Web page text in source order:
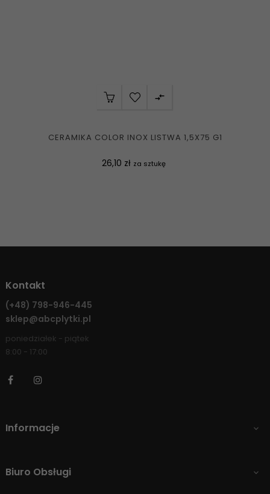

CERAMIKA COLOR INOX LISTWA 1,5X75 G1
Cena
26,10 zł za sztukę
Kontakt
(+48) 798-946-445
sklep@abcplytki.pl
poniedziałek - piątek
8:00 - 17:00
Facebook
Informacje 
Biuro Obsługi 